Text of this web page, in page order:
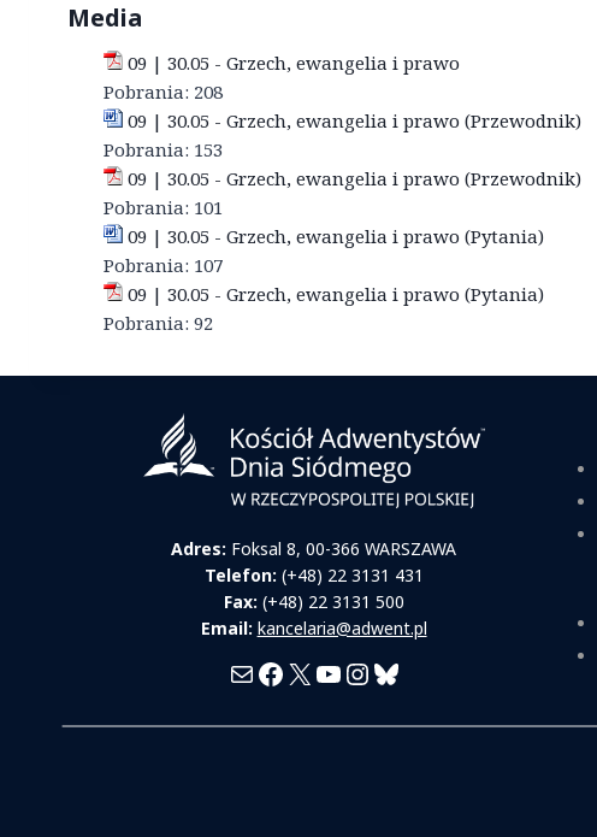
Media
09 | 30.05 - Grzech, ewangelia i prawo
Pobrania: 208
09 | 30.05 - Grzech, ewangelia i prawo (Przewodnik)
Pobrania: 153
09 | 30.05 - Grzech, ewangelia i prawo (Przewodnik)
Pobrania: 101
09 | 30.05 - Grzech, ewangelia i prawo (Pytania)
Pobrania: 107
09 | 30.05 - Grzech, ewangelia i prawo (Pytania)
Pobrania: 92
Adres: Foksal 8, 00-366 WARSZAWA
Telefon: (+48) 22 3131 431
Fax: (+48) 22 3131 500
Email: kancelaria@adwent.pl
MailFacebook
X YouTube
Instagram
Bluesky